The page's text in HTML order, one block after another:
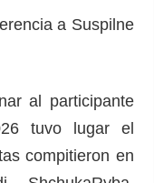
a Suspilne
al participante
tuvo lugar el
compitieron en